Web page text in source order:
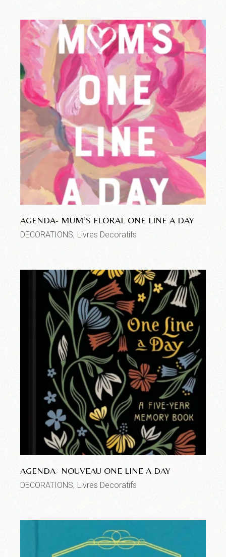
AGENDA- MUM’S FLORAL ONE LINE A DAY
DECORATIONS Livres Decoratifs
AGENDA- NOUVEAU ONE LINE A DAY
DECORATIONS Livres Decoratifs